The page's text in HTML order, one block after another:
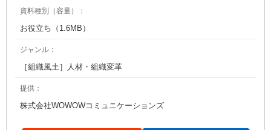
資料種別（容量）：
お役立ち（1.6MB）
ジャンル：
［組織風土］人材・組織変革
提供：
株式会社WOWOWコミュニケーションズ